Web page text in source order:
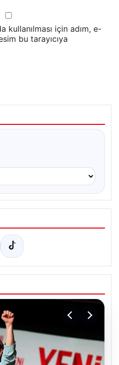
kullanılması için adım, e-
bu tarayıcıya